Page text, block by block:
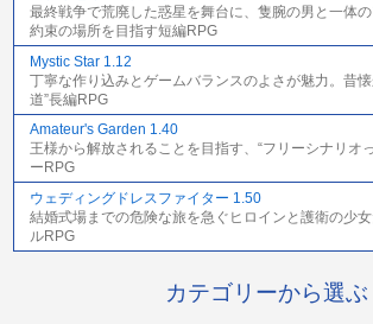
最終戦争で荒廃した惑星を舞台に、隻腕の男と一体
約束の場所を目指す短編RPG
Mystic Star 1.12
丁寧な作り込みとゲームバランスのよさが魅力。昔
道”長編RPG
Amateur's Garden 1.40
王様から解放されることを目指す、“フリーシナリオ
ーRPG
ウェディングドレスファイター 1.50
結婚式場までの危険な旅を急ぐヒロインと護衛の少
ルRPG
カテゴリーから選ぶ